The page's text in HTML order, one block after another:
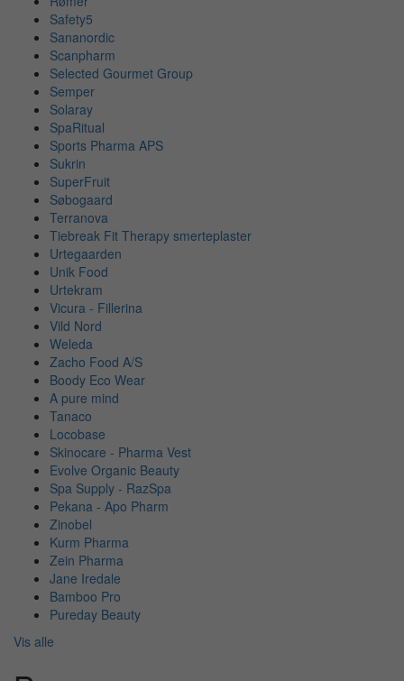
Safety5
Sananordic
Scanpharm
Selected Gourmet Group
Semper
Solaray
SpaRitual
Sports Pharma APS
Sukrin
SuperFruit
Søbogaard
Terranova
Tiebreak Fit Therapy smerteplaster
Urtegaarden
Unik Food
Urtekram
Vicura - Fillerina
Vild Nord
Weleda
Zacho Food A/S
Boody Eco Wear
A pure mind
Tanaco
Locobase
Skinocare - Pharma Vest
Evolve Organic Beauty
Spa Supply - RazSpa
Pekana - Apo Pharm
Zinobel
Kurm Pharma
Zein Pharma
Jane Iredale
Bamboo Pro
Pureday Beauty
Vis alle